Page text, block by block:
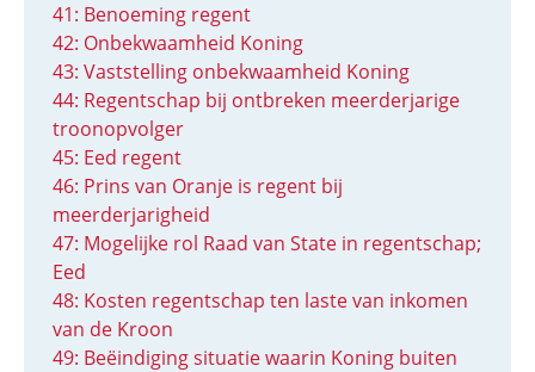
41: Benoeming regent
42: Onbekwaamheid Koning
43: Vaststelling onbekwaamheid Koning
44: Regentschap bij ontbreken meerderjarige
troonopvolger
45: Eed regent
46: Prins van Oranje is regent bij
meerderjarigheid
47: Mogelijke rol Raad van State in regentschap;
Eed
48: Kosten regentschap ten laste van inkomen
van de Kroon
49: Beëindiging situatie waarin Koning buiten